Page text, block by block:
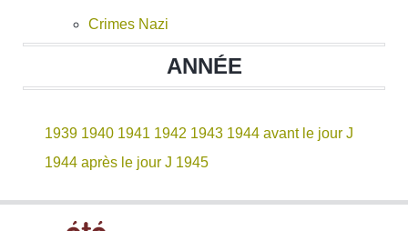
Crimes Nazi
ANNÉE
1939 1940 1941 1942 1943 1944 avant le jour J
1944 après le jour J 1945